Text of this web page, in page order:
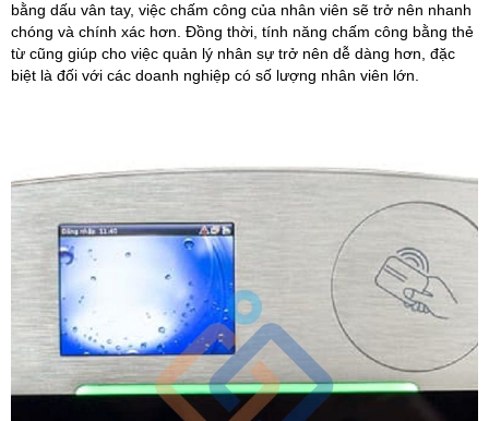
bằng dấu vân tay, việc chấm công của nhân viên sẽ trở nên nhanh
chóng và chính xác hơn. Đồng thời, tính năng chấm công bằng thẻ
từ cũng giúp cho việc quản lý nhân sự trở nên dễ dàng hơn, đặc
biệt là đối với các doanh nghiệp có số lượng nhân viên lớn.